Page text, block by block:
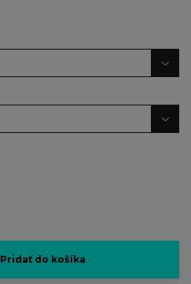
Pridať do košíka